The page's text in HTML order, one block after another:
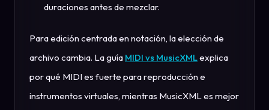
duraciones antes de mezclar.
Para edición centrada en notación, la elección de
archivo cambia. La guía MIDI vs MusicXMLexplica
por qué MIDI es fuerte para reproducción e
instrumentos virtuales, mientras MusicXML es mejor